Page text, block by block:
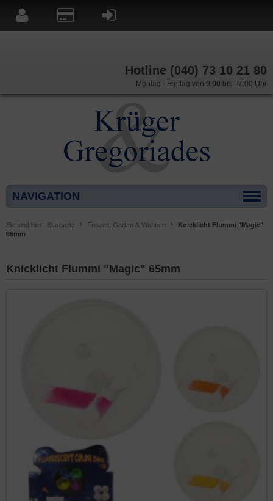
Hotline (040) 73 10 21 80
Montag - Freitag von 9:00 bis 17:00 Uhr
NAVIGATION
Sie sind hier: Startseite Freizeit, Garten & Wohnen
Knicklicht Flummi "Magic"
65mm
Knicklicht Flummi "Magic" 65mm